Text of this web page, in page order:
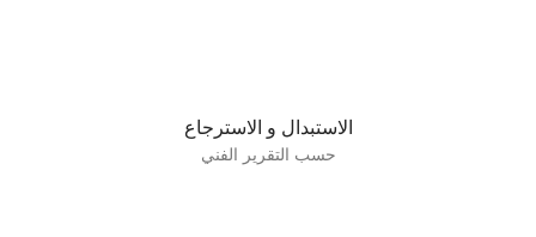
الاستبدال و الاسترجاع
حسب التقرير الفني